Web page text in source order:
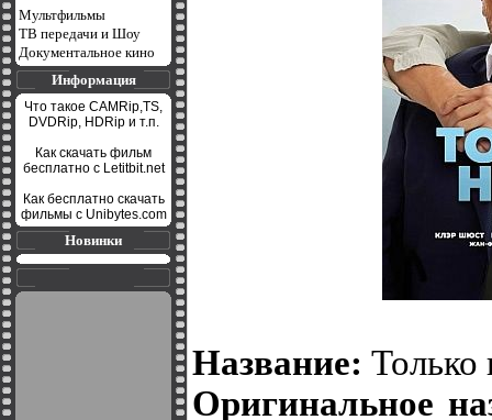
Мультфильмы
ТВ передачи и Шоу
Документальное кино
Информация
Что такое CAMRip,TS,
DVDRip, HDRip и т.п.
Как скачать фильм
бесплатно с Letitbit.net
Как бесплатно скачать
фильмы с Unibytes.com
Новинки
Название: Только
Оригинальное